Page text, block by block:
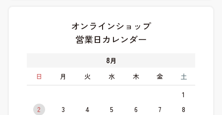
オンラインショップ
営業日カレンダー
8月
日
月 火 水 木 金 土
1
2
3 4 5 6 7
8